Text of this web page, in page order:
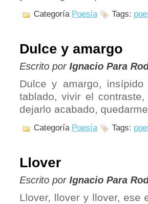
Categoría Poesía Tags:
Dulce y amargo
Escrito por Ignacio Para
Dulce y amargo,
tablado, vivir el
dejarlo acabado,
Categoría Poesía Tags:
Llover
Escrito por Ignacio Para
Llover, llover y llover, ese